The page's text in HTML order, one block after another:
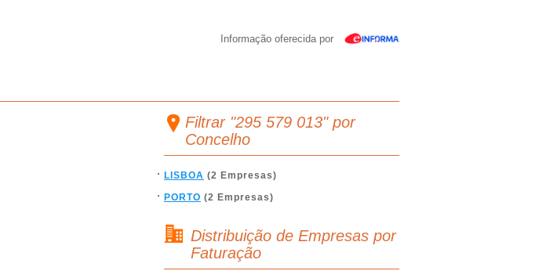
Informação oferecida por
Filtrar "295 579 013" por
Concelho
LISBOA (2 Empresas)
PORTO (2 Empresas)
Distribuição de Empresas por
Faturação